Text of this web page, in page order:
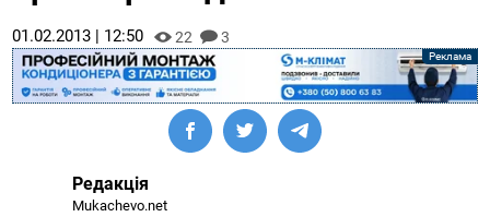
01.02.2013 | 12:50 22 3
Редакція
Mukachevo.net